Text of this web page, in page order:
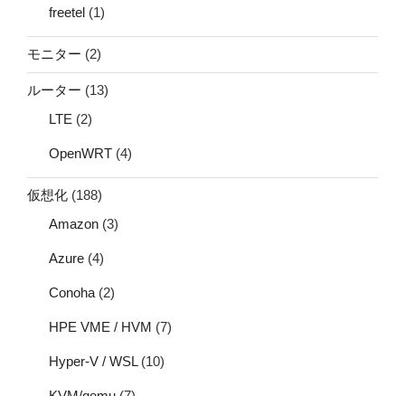
freetel (1)
モニター (2)
ルーター (13)
LTE (2)
OpenWRT (4)
仮想化 (188)
Amazon (3)
Azure (4)
Conoha (2)
HPE VME / HVM (7)
Hyper-V / WSL(10)